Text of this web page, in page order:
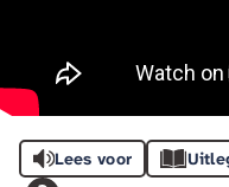
Lees voor